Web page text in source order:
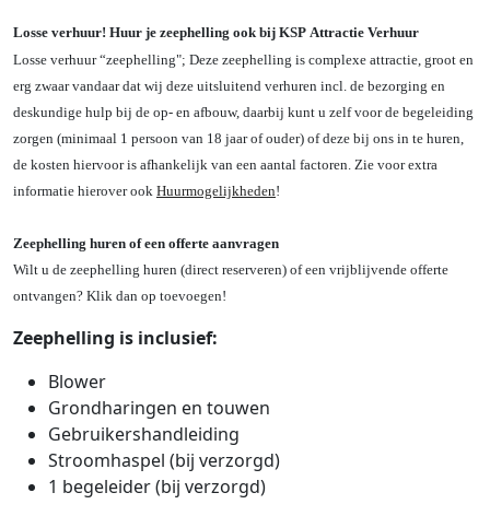
Losse verhuur! Huur je zeephelling ook bij KSP Attractie Verhuur
Losse verhuur “zeephelling"; Deze zeephelling is complexe attractie, groot en
erg zwaar vandaar dat wij deze uitsluitend verhuren incl. de bezorging en
deskundige hulp bij de op- en afbouw, daarbij kunt u zelf voor de begeleiding
zorgen (minimaal 1 persoon van 18 jaar of ouder) of deze bij ons in te huren,
de kosten hiervoor is afhankelijk van een aantal factoren. Zie voor extra
informatie hierover ook Huurmogelijkheden!
Zeephelling huren of een offerte aanvragen
Wilt u de zeephelling huren (direct reserveren) of een vrijblijvende offerte
ontvangen? Klik dan op toevoegen!
Zeephelling is inclusief:
Blower
Grondharingen en touwen
Gebruikershandleiding
Stroomhaspel (bij verzorgd)
1 begeleider (bij verzorgd)